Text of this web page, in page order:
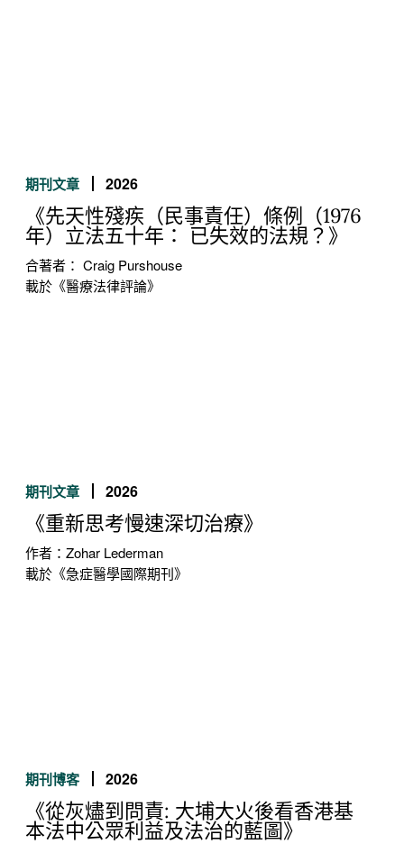
期刊文章 2026
《先天性殘疾（民事責任）條例（1976
年）立法五十年： 已失效的法規？》
合著者： Craig Purshouse
載於《醫療法律評論》
期刊文章 2026
《重新思考慢速深切治療》
作者：Zohar Lederman
載於《急症醫學國際期刊》
期刊博客 2026
《從灰燼到問責: 大埔大火後看香港基
本法中公眾利益及法治的藍圖》